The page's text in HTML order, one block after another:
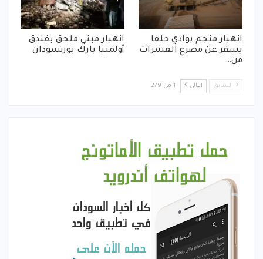
انهيار منجم بوادي حلفا
يسفر عن مصرع العشرات
من…
انهيار مبني ملحق بفندق
أولمبيا بارك بورتسودان
السابق التالي 1 من 279